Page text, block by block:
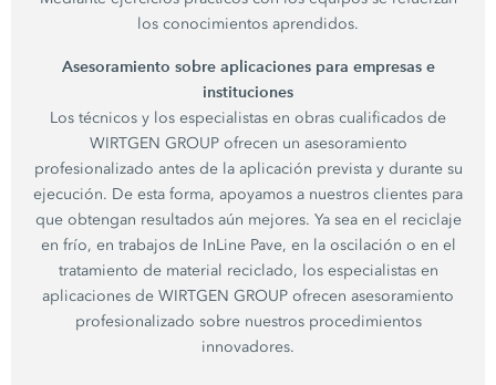
los conocimientos aprendidos.
Asesoramiento sobre aplicaciones para empresas e
instituciones
Los técnicos y los especialistas en obras cualificados de
WIRTGEN GROUP ofrecen un asesoramiento
profesionalizado antes de la aplicación prevista y durante su
ejecución. De esta forma, apoyamos a nuestros clientes para
que obtengan resultados aún mejores. Ya sea en el reciclaje
en frío, en trabajos de InLine Pave, en la oscilación o en el
tratamiento de material reciclado, los especialistas en
aplicaciones de WIRTGEN GROUP ofrecen asesoramiento
profesionalizado sobre nuestros procedimientos
innovadores.